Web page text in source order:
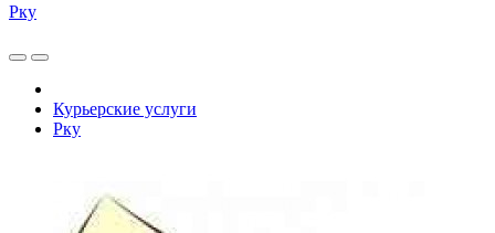
Рку
Курьерские услуги
Рку